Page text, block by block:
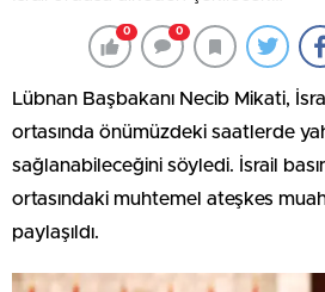
0 0
Lübnan Başbakanı Necib Mikati,
ortasında önümüzdeki saatlerde
sağlanabileceğini söyledi. İsrail
ortasındaki muhtemel ateşkes
paylaşıldı.